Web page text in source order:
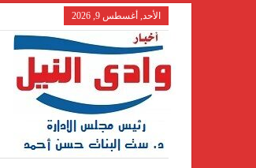
الأحد, أغسطس 9, 2026